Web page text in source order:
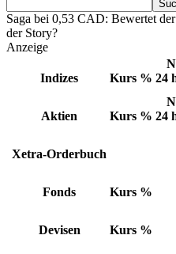
Saga bei 0,53 CAD: Bewertet
der Story?
Anzeige
Indizes Kurs % 24
Aktien Kurs % 24
Xetra-Orderbuch
Fonds Kurs %
Devisen Kurs %